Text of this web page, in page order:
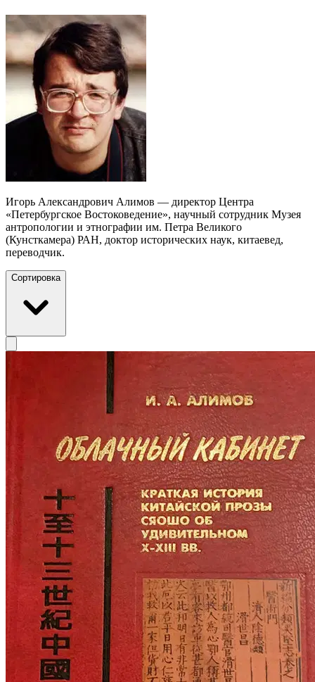
Игорь Александрович Алимов — директор Центра
«Петербургское Востоковедение», научный сотрудник Музея
антропологии и этнографии им. Петра Великого
(Кунсткамера) РАН, доктор исторических наук, китаевед,
переводчик.
Сортировка